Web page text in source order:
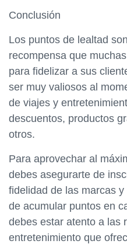
Conclusión
Los puntos de lealtad
recompensa que
para fidelizar a sus
ser muy valiosos al
de viajes y
descuentos, productos
otros.
Para aprovechar al
debes asegurarte de
fidelidad de las marcas
de acumular puntos en
debes estar atento a las
entretenimiento que